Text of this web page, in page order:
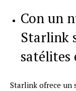
Con un
Starlink
satélites
Starlink ofrece un